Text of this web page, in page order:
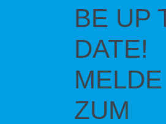
BE UP
DATE!
ZUM